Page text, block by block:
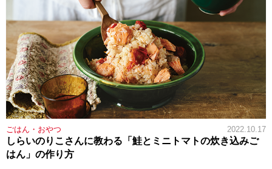
ごはん・おやつ 2022.10.17
しらいのりこさんに教わる「鮭とミニトマトの炊き込みご
はん」の作り方